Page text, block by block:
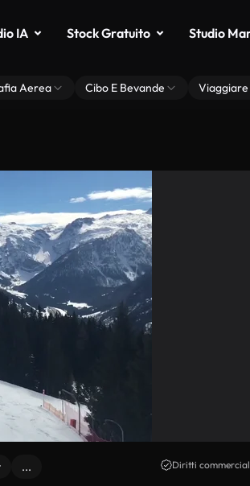
IA Stock Gratuito Studio
Aerea Cibo E Bevande Viaggiare
... Diritti